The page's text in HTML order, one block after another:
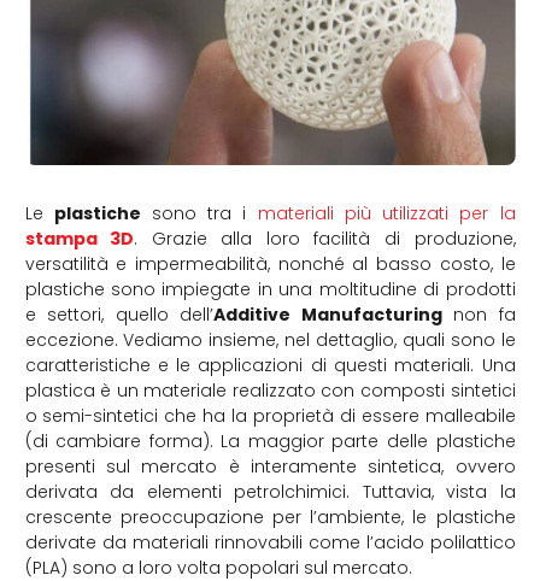
Le plastiche sono tra i materiali più utilizzati per la
stampa 3D. Grazie alla loro facilità di produzione,
versatilità e impermeabilità, nonché al basso costo, le
plastiche sono impiegate in una moltitudine di prodotti
e settori, quello dell’Additive Manufacturingnon fa
eccezione. Vediamo insieme, nel dettaglio, quali sono le
caratteristiche e le applicazioni di questi materiali. Una
plastica è un materiale realizzato con composti sintetici
o semi-sintetici che ha la proprietà di essere malleabile
(di cambiare forma). La maggior parte delle plastiche
presenti sul mercato è interamente sintetica, ovvero
derivata da elementi petrolchimici. Tuttavia, vista la
crescente preoccupazione per l’ambiente, le plastiche
derivate da materiali rinnovabili come l’acido polilattico
(PLA) sono a loro volta popolari sul mercato.